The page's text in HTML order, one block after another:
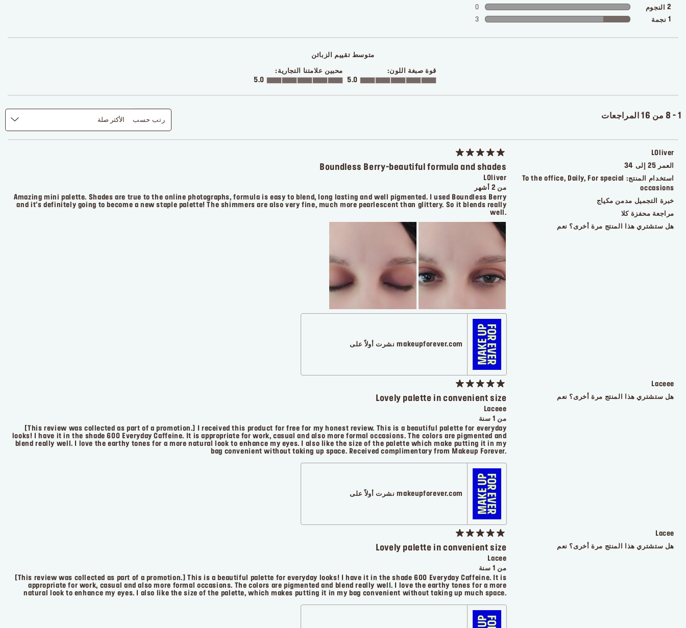
2 النجوم 0
1 نجمة 3
متوسط تقييم الزبائن
قوة صبغة اللون:
5.0
محبين علامتنا التجارية:
5.0
1 - 8 من 16 المراجعات رتب حسب الأكثر صلة
LOliver
العمر 25 إلى 34
استخدام المنتج:
To the office, Daily, For special
occasions
خبرة التجميل مدمن مكياج
مراجعة محفزة كلا
هل ستشتري هذا المنتج مرة أخرى؟ نعم
Boundless Berry-beautiful formula and shades
LOliver
من 2 أشهر
Amazing mini palette. Shades are true to the online photographs, formula is easy to blend, long lasting and well pigmented. I used Boundless Berry
and it's definitely going to become a new staple palette! The shimmers are also very fine, much more pearlescent than glittery. So it blends really
well.
makeupforever.com نشرت أولاً على
Laceee
هل ستشتري هذا المنتج مرة أخرى؟ نعم Lovely palette in convenient size
Laceee
من 1 سنة
[This review was collected as part of a promotion.] I received this product for free for my honest review. This is a beautiful palette for everyday
looks! I have it in the shade 600 Everyday Caffeine. It is appropriate for work, casual and also more formal occasions. The colors are pigmented and
blend really well. I love the earthy tones for a more natural look to enhance my eyes. I also like the size of the palette which make putting it in my
bag convenient without taking up space. Received complimentary from Makeup Forever.
makeupforever.com نشرت أولاً على
Lacee
هل ستشتري هذا المنتج مرة أخرى؟ نعم Lovely palette in convenient size
Lacee
من 1 سنة
[This review was collected as part of a promotion.] This is a beautiful palette for everyday looks! I have it in the shade 600 Everyday Caffeine. It is
appropriate for work, casual and also more formal occasions. The colors are pigmented and blend really well. I love the earthy tones for a more
natural look to enhance my eyes. I also like the size of the palette, which makes putting it in my bag convenient without taking up much space.